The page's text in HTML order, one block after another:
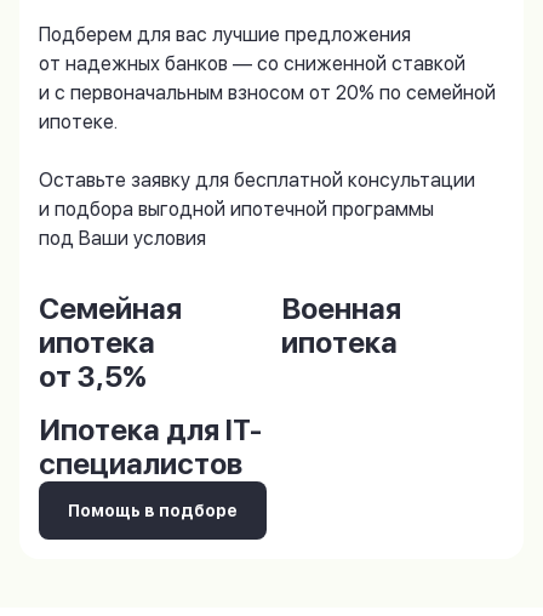
Подберем для вас лучшие предложения
от надежных банков — со сниженной ставкой
и с первоначальным взносом от 20% по семейной
ипотеке.
Оставьте заявку для бесплатной консультации
и подбора выгодной ипотечной программы
под Ваши условия
Семейная
ипотека
от 3,5%
Военная
ипотека
Ипотека для IT-
специалистов
Помощь в подборе